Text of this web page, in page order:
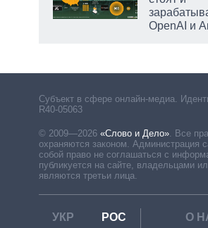
OpenAI и
Субъект в сфере онлайн-медиа.
R40-05063
© 2009—2026 «Слово и Дело»
Все
охраняются законом. Администрация
собой право не соглашаться с
публикуется на сайте, владельцами
являются третьи лица.
УКР РОС
О